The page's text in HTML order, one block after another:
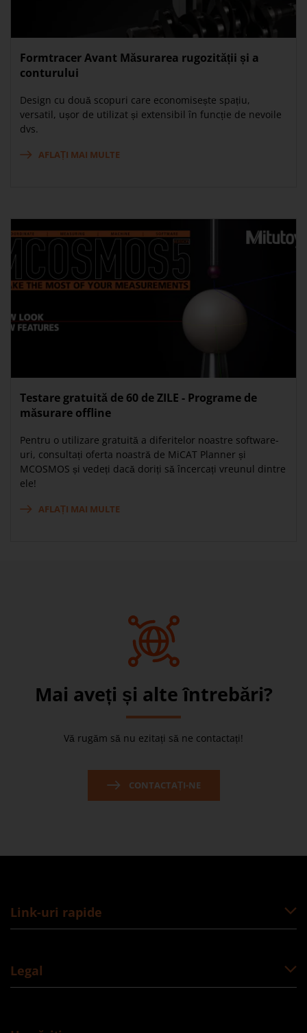
Formtracer Avant Măsurarea rugozității și a
conturului
Design cu două scopuri care economisește spațiu,
versatil, ușor de utilizat și extensibil în funcție de nevoile
dvs.
AFLAȚI MAI MULTE
Testare gratuită de 60 de ZILE - Programe de
măsurare offline
Pentru o utilizare gratuită a diferitelor noastre software-
uri, consultați oferta noastră de MiCAT Planner și
MCOSMOS și vedeți dacă doriți să încercați vreunul dintre
ele!
AFLAȚI MAI MULTE
Mai aveți și alte întrebări?
Vă rugăm să nu ezitați să ne contactați!
CONTACTAȚI-NE
Link-uri rapide
Legal